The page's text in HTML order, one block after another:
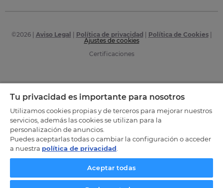
©2026| Aviso Legal Política de privacidad Política de Cookies|
Ajustes de cookies
Certificaciones
Tu privacidad es importante para nosotros
Utilizamos cookies propias y de terceros para mejorar nuestros
servicios, además las cookies se utilizan para la
personalización de anuncios.
Puedes aceptarlas todas o cambiar la configuración o acceder
a nuestra política de privacidad
Aceptar todas